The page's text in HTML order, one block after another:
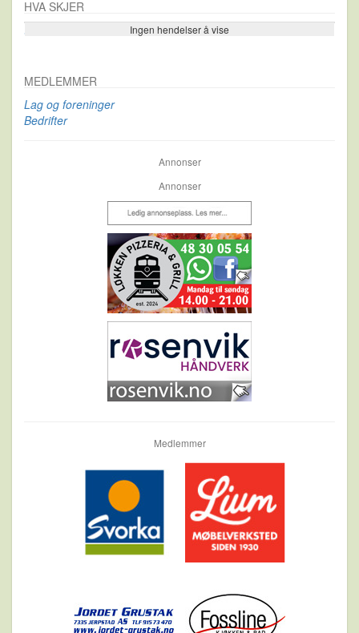
HVA SKJER
Ingen hendelser å vise
Se flere…
MEDLEMMER
Lag og foreninger
Bedrifter
Annonser
Annonser
Medlemmer